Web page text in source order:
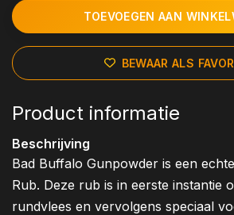
TOEVOEGEN AAN
BEWAAR ALS
Product informatie
Beschrijving
Bad Buffalo Gunpowder is een
Rub. Deze rub is in eerste instantie
rundvlees en vervolgens speciaal